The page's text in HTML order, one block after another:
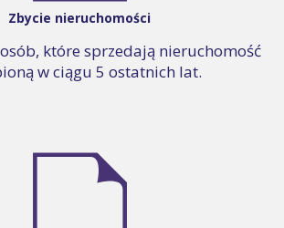
Zbycie nieruchomości
które sprzedają nieruchomość
w ciągu 5 ostatnich lat.